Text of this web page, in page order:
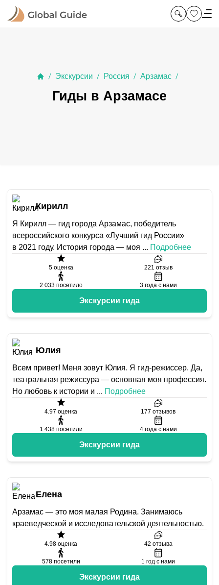
/ Экскурсии / Россия / Арзамас /
Гиды в Арзамасе
Кирилл
Я Кирилл — гид города Арзамас, победитель
всероссийского конкурса «Лучший гид России»
в 2021 году. История города — моя ... Подробнее
5оценка 221 отзыв
2 033 посетило 3 года с нами
Экскурсии гида
Юлия
Всем привет! Меня зовут Юлия. Я гид-режиссер. Да,
театральная режиссура — основная моя профессия.
Но любовь к истории и ... Подробнее
4.97 оценка 177 отзывов
1 438 посетили 4 года с нами
Экскурсии гида
Елена
Арзамас — это моя малая Родина. Занимаюсь
краеведческой и исследовательской деятельностью.
4.98 оценка 42 отзыва
578 посетили 1 год с нами
Экскурсии гида